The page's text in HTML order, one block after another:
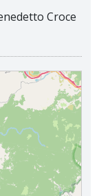
Croce